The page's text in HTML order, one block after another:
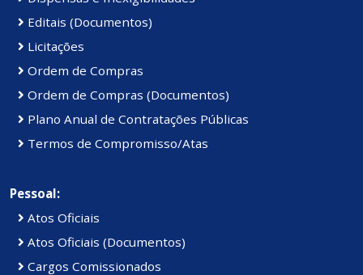
Editais (Documentos)
Licitações
Ordem de Compras
Ordem de Compras (Documentos)
Plano Anual de Contratações Públicas
Termos de Compromisso/Atas
Pessoal:
Atos Oficiais
Atos Oficiais (Documentos)
Cargos Comissionados